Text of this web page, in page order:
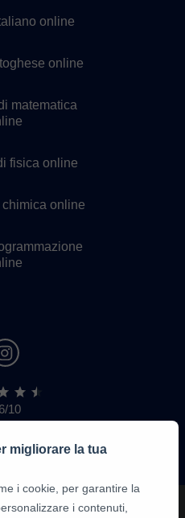
online
online
matematica
fisica online
online
10
di
migliorare la tua
i cookie, per garantire la
i contenuti,